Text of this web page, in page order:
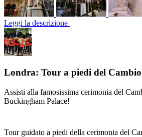
Leggi la descrizione
Londra: Tour a piedi del
Assisti alla famosissima cerimonia del
Buckingham Palace!
Tour guidato a piedi della cerimonia del